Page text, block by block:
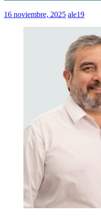
16 noviembre, 2025 ale19